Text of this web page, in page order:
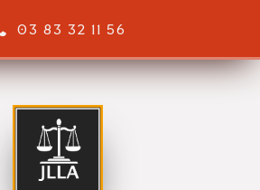
03 83 32 11 56